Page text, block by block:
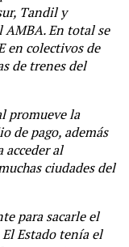
Tandil y
AMBA. En total se
en colectivos de
de trenes del
promueve la
de pago, además
al
ciudades del
para sacarle el
Estado tenía el